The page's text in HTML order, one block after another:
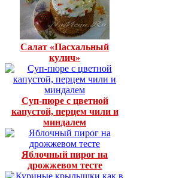
Салат «Пасхальный
кулич»
Суп-пюре с цветной
капустой, перцем чили и
миндалем
Яблочный пирог на
дрожжевом тесте